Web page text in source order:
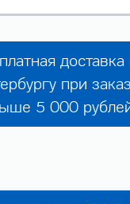
при
5 000